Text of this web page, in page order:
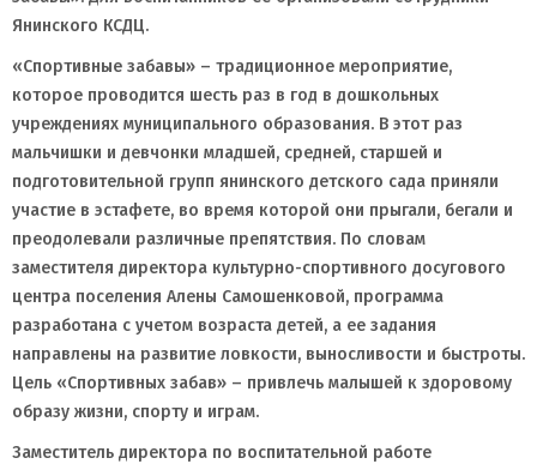
Янинского КСДЦ.
«Спортивные забавы» – традиционное мероприятие,
которое проводится шесть раз в год в дошкольных
учреждениях муниципального образования. В этот раз
мальчишки и девчонки младшей, средней, старшей и
подготовительной групп янинского детского сада приняли
участие в эстафете, во время которой они прыгали, бегали и
преодолевали различные препятствия. По словам
заместителя директора культурно-спортивного досугового
центра поселения Алены Самошенковой, программа
разработана с учетом возраста детей, а ее задания
направлены на развитие ловкости, выносливости и быстроты.
Цель «Спортивных забав» – привлечь малышей к здоровому
образу жизни, спорту и играм.
Заместитель директора по воспитательной работе